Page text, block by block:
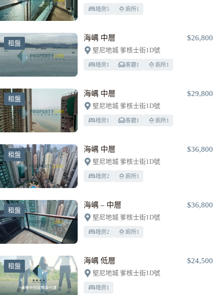
睡房5 廁所1
租盤
海嵎 中層 $26,800
堅尼地城 爹核士街1D號
睡房1 客廳1 廁所1
租盤
海嵎 中層 $29,800
堅尼地城 爹核士街1D號
睡房1 客廳1 廁所1
租盤
海嵎 中層 $36,800
堅尼地城 爹核士街1D號
睡房2 廁所1
租盤
海嵎 – 中層 $36,800
堅尼地城 爹核士街1D號
睡房2 廁所1
租盤
海嵎 低層 $24,500
堅尼地城 爹核士街1D號
睡房1